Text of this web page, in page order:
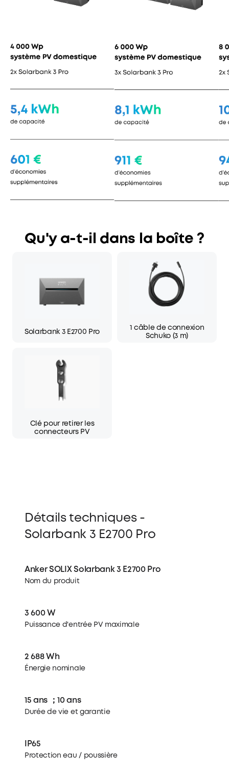
Qu'y a-t-il dans la boîte ?
Solarbank 3 E2700 Pro
1 câble de connexion
Schuko (3 m)
Clé pour retirer les
connecteurs PV
Détails techniques -
Solarbank 3 E2700 Pro
Anker SOLIX Solarbank 3 E2700 Pro
Nom du produit
3 600 W
Puissance d'entrée PV maximale
2 688 Wh
Énergie nominale
15 ans ；10 ans
Durée de vie et garantie
IP65
Protection eau / poussière